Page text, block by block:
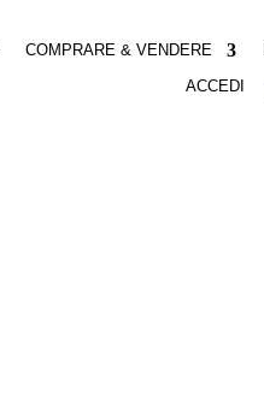
COMPRARE & VENDERE
ACCEDI